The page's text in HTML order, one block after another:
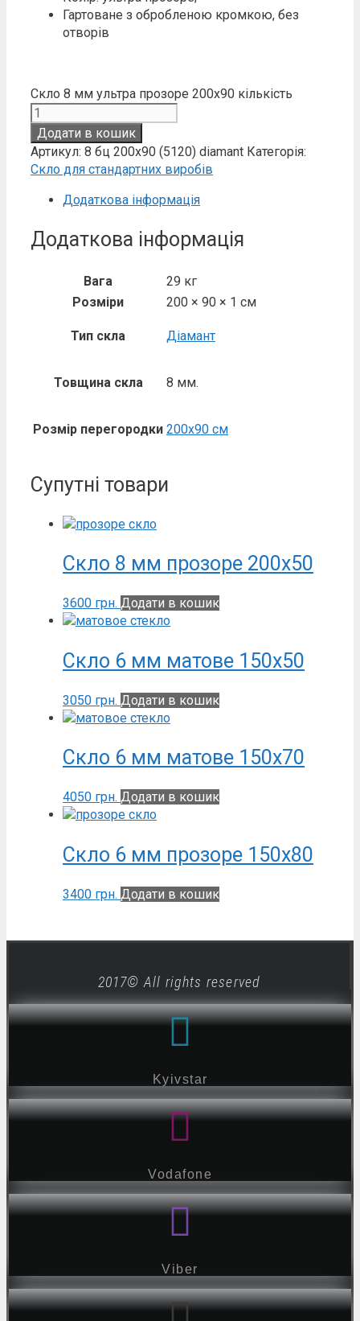
Гартоване з обробленою кромкою, без
отворів
Скло 8 мм ультра прозоре 200х90 кількість
Додати в кошик
Артикул: 8 бц 200х90 (5120) diamant Категорія:
Скло для стандартних виробів
Додаткова інформація
Додаткова інформація
Вага
29 кг
Розміри
200 × 90 × 1 см
Тип скла Діамант
Товщина скла 8 мм.
Розмір перегородки 200х90 см
Супутні товари
Скло 8 мм прозоре 200х50
3600 грн. Додати в кошик
Скло 6 мм матове 150х50
3050 грн. Додати в кошик
Скло 6 мм матове 150х70
4050 грн. Додати в кошик
Скло 6 мм прозоре 150х80
3400 грн. Додати в кошик
2017© All rights reserved
Kyivstar
Vodafone
Viber